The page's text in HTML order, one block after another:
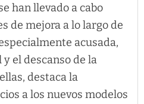
han llevado a cabo
de mejora a lo largo de
acusada,
el descanso de la
destaca la
a los nuevos modelos